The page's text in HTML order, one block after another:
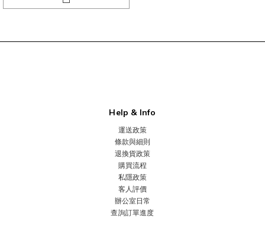
Help & Info
運送政策
條款與細則
退換貨政策
購買流程
私隱政策
客人評價
辦公室日常
查詢訂單進度